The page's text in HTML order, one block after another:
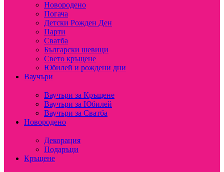
Новородено
Погача
Детски Рожден Ден
Парти
Сватба
Български шевици
Свето кръщене
Юбилей и рождени дни
Ваучъри
Ваучъри за Кръщене
Ваучъри за Юбилей
Ваучъри за Сватба
Новородено
Декорация
Подаръци
Кръщене